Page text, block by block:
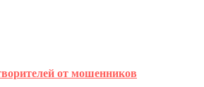
от мошенников